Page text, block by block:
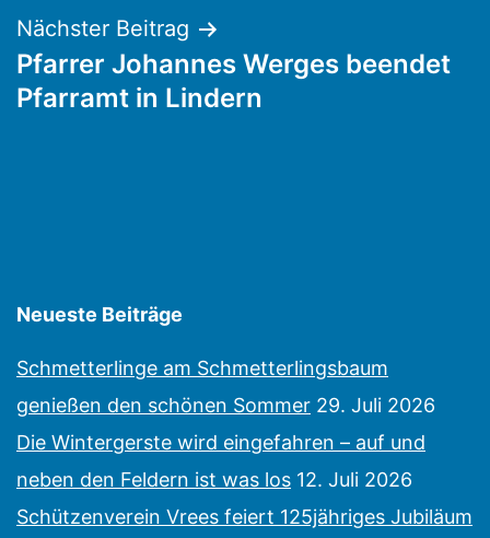
Nächster Beitrag
Pfarrer Johannes Werges beendet
Pfarramt in Lindern
Neueste Beiträge
Schmetterlinge am Schmetterlingsbaum
genießen den schönen Sommer 29. Juli 2026
Die Wintergerste wird eingefahren – auf und
neben den Feldern ist was los 12. Juli 2026
Schützenverein Vrees feiert 125jähriges Jubiläum